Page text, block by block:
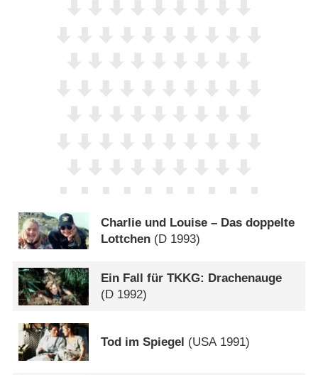
Charlie und Louise – Das doppelte
Lottchen (D 1993)
Ein Fall für TKKG: Drachenauge
(D 1992)
Tod im Spiegel (USA1991)